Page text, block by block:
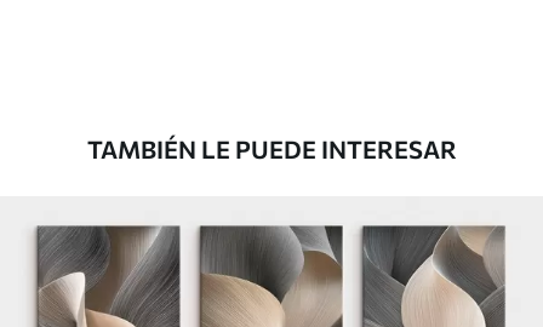
TAMBIÉN LE PUEDE INTERESAR